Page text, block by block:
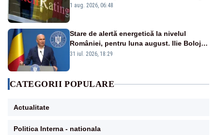
„BBB-” cu perspectivă negativă
1 aug. 2026, 06:48
Stare de alertă energetică la nivelul
României, pentru luna august. Ilie Bolojan
a anunțat importuri și posibile restricții –
31 iul. 2026, 18:29
CATEGORII POPULARE
Actualitate
Politica Interna - nationala